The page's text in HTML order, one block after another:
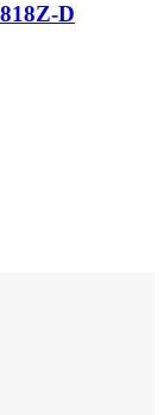
D